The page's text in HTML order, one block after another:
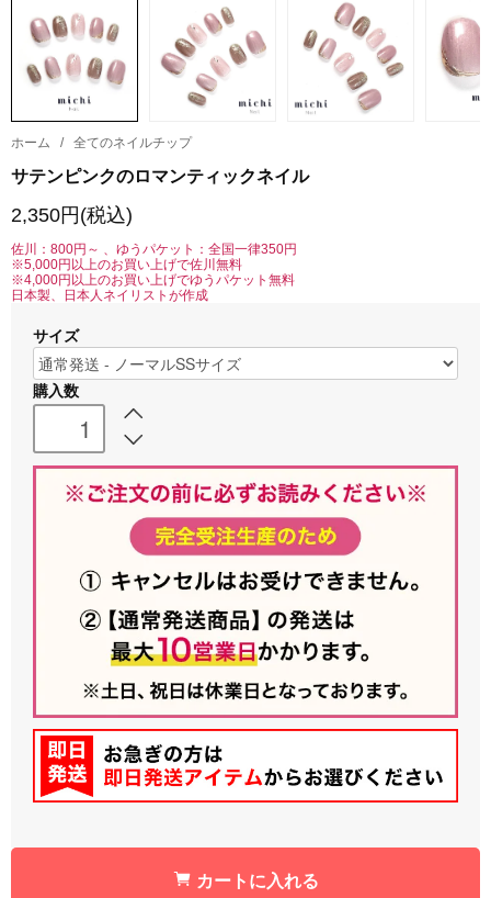
ホーム / 全てのネイルチップ
サテンピンクのロマンティックネイル
2,350円(税込)
佐川：800円～ 、ゆうパケット：全国一律350円
※5,000円以上のお買い上げで佐川無料
※4,000円以上のお買い上げでゆうパケット無料
日本製、日本人ネイリストが作成
サイズ
購入数
カートに入れる